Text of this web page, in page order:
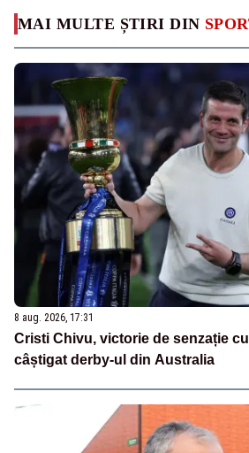
MAI MULTE ȘTIRI DIN
8 aug. 2026, 17:31
Cristi Chivu, victorie de senzație
câștigat derby-ul din Australia